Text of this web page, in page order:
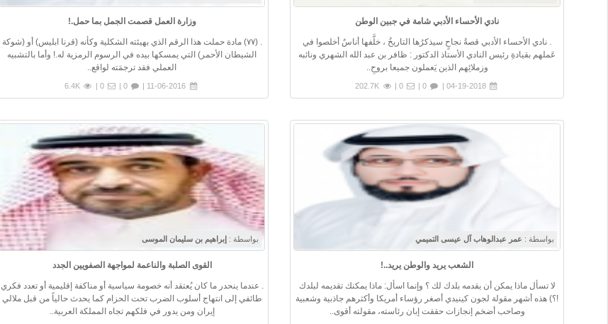
نادي الأحساء الأدبي شامة في جبين الوطن
. نادي الأحساء الأدبي قصةُ نجاحٍ سيذكرُها التاريخُ ، خلَّفها أناسٌ أخلصوا في
عَملهم بقيادةِ رئيس النادي الأستاذ الدكتور : ظافر بن عبد الله الشهري ونائبه
وزملائِهم الذين يَعملون جميعا بروحِ..
04-19-2018 |
0 |
202.7K
وزارة العمل قصمت الجمل بما حمل.!
. (٧٧) مادة حملت هذا الرقم الذي بهيئته الشكلية وكأنه (قرنا ابليس) أو (شوكة
الشيطان الأحمر) التي يمسكها بيده في الرسوم الرمزية له.! وأما بالتشبيه
العملي فقد ترجمَته لواقع..
0 |
6.4K
بواسطة : عمر عبدالوهاب آل عيسى التميمي
الشعب يريد والوطن يريد..!
لا تسأل ماذا يمكن أن يقدمه بلدك لك ؟ وإنما اسأل: ماذا يمكنك تقديمه لبلدك
!؟) هذه أشهر مقولة لجون كينيدي أصغر رؤساء أمريكا وأكثرهم جاذبية وشعبية
وصاحب أضخم إنجازات حققت إبان رئاسته، مقولته أقوى..
بواسطة : إبراهيم بن سليمان الموسى
القوى الصلبة والناعمة لمواجهة الصفويين الجدد
. عندما ينحدر ما كان يُعتقد أنه خصومة سياسية أو مناكفة إقليمية أو تعدد فكري
طائفي إلى انتهاج أسلوب الضرب تحت الحزام كما يحدث حالياً من قبل ملالي
إيران ومن يدور في فلكهم تجاه المملكة العربية..